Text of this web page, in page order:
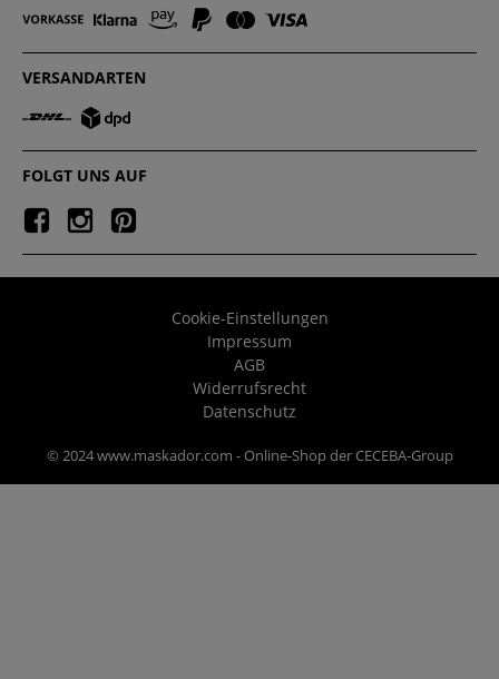
VERSANDARTEN
FOLGT UNS AUF
Cookie-Einstellungen
Impressum
AGB
Widerrufsrecht
Datenschutz
© 2024 www.maskador.com - Online-Shop der CECEBA-Group